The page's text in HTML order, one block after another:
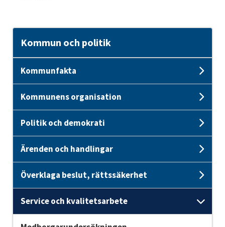
Kommun och politik
Kommunfakta
Kommunens organisation
Politik och demokrati
Ärenden och handlingar
Överklaga beslut, rättssäkerhet
Service och kvalitetsarbete